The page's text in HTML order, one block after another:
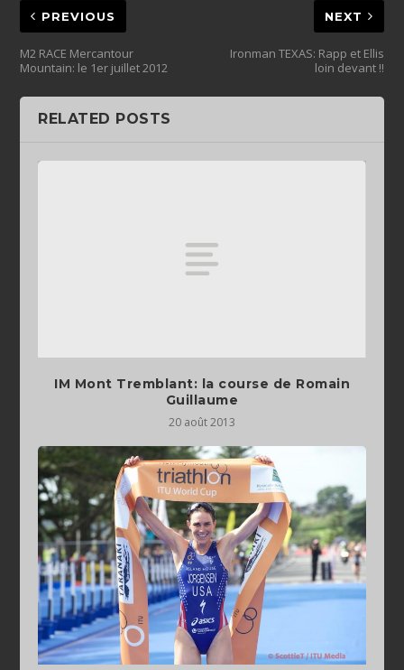
PREVIOUS
M2 RACE Mercantour
Mountain: le 1er juillet 2012
NEXT
Ironman TEXAS: Rapp et Ellis
loin devant !!
RELATED POSTS
IM Mont Tremblant: la course de Romain
Guillaume
20 août 2013